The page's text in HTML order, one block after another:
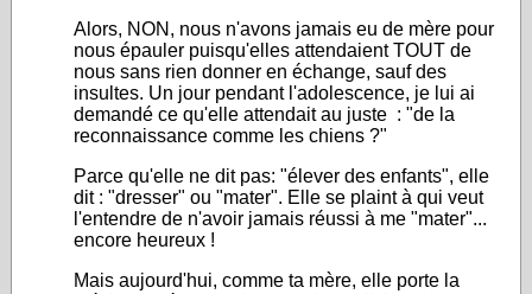
Alors, NON, nous n'avons jamais eu de mère pour
nous épauler puisqu'elles attendaient TOUT de
nous sans rien donner en échange, sauf des
insultes. Un jour pendant l'adolescence, je lui ai
demandé ce qu'elle attendait au juste : "de la
reconnaissance comme les chiens ?"
Parce qu'elle ne dit pas: "élever des enfants", elle
dit : "dresser" ou "mater". Elle se plaint à qui veut
l'entendre de n'avoir jamais réussi à me "mater"...
encore heureux !
Mais aujourd'hui, comme ta mère, elle porte la